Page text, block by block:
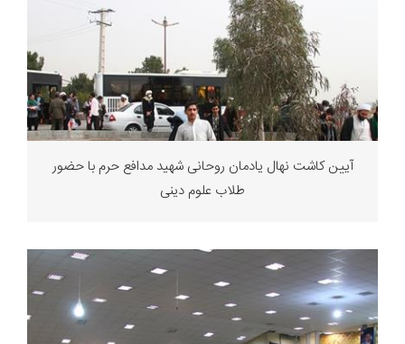
آیین کاشت نهال یادمان روحانی شهید مدافع حرم با حضور
طلاب علوم دینی